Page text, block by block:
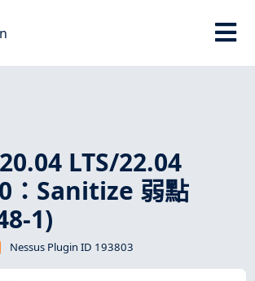
LTS/22.04
：Sanitize 弱點
1)
Nessus Plugin ID 193803